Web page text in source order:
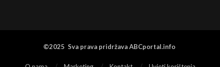
©2025 Sva prava pridržava ABCportal.info